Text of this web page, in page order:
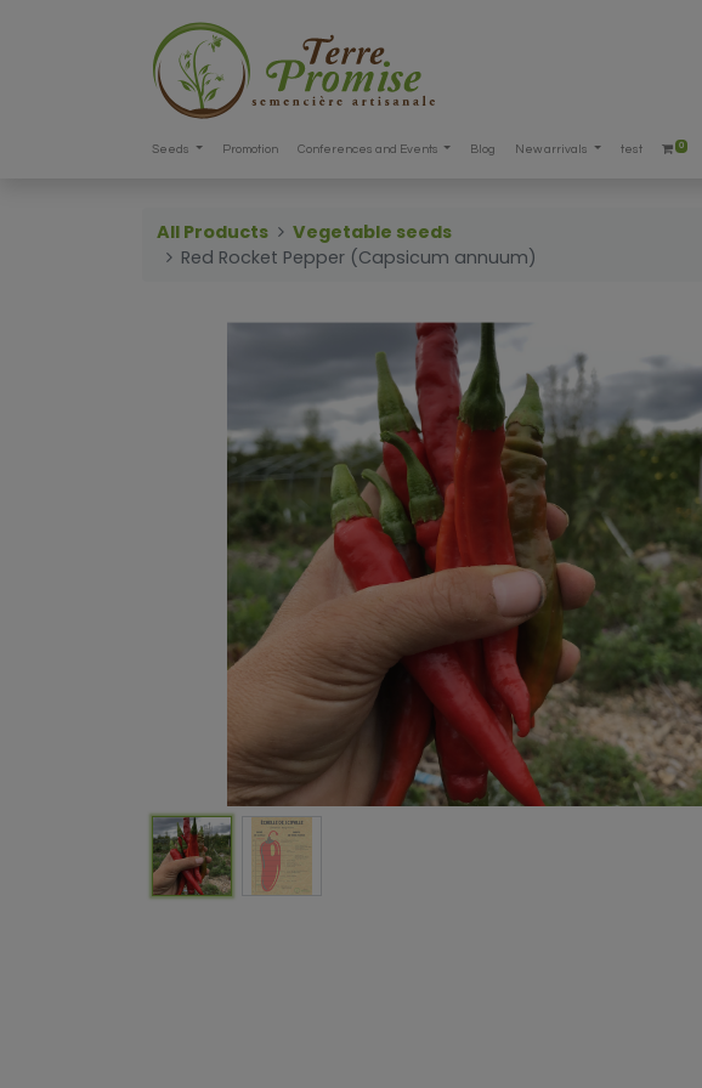
Seeds Promotion Conferences and Events Blog New arrivals test 0
All Products
Vegetable seeds
Red Rocket Pepper (Capsicum annuum)